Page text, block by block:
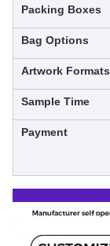
Packing Boxes
Bag Options
Artwork Formats
Sample Time
Payment